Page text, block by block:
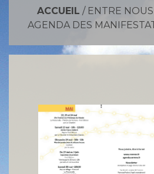
ACCUEIL / ENTRE NOUS
AGENDA DES